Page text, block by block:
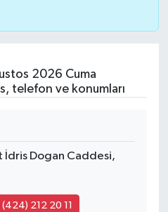
2026 Cuma
telefon ve konumları
İdris Dogan Caddesi,
(424) 212 20 11